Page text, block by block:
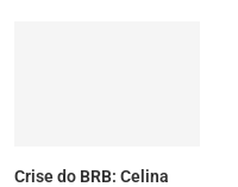
Crise do BRB: Celina